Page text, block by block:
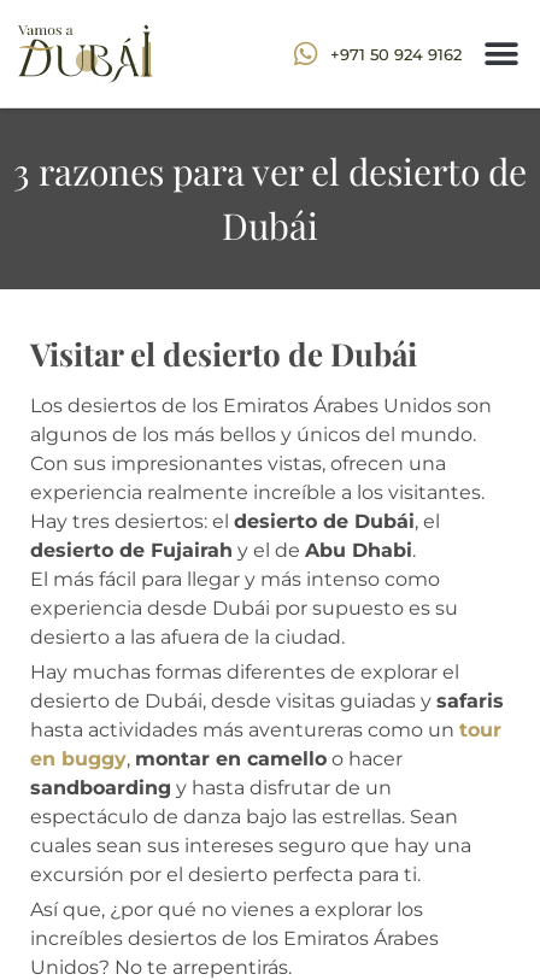
+971 50 924 9162
3 razones para ver el desierto de
Dubái
Visitar el desierto de Dubái
Los desiertos de los Emiratos Árabes Unidos son
algunos de los más bellos y únicos del mundo.
Con sus impresionantes vistas, ofrecen una
experiencia realmente increíble a los visitantes.
Hay tres desiertos: el desierto de Dubái, el
desierto de Fujairah y el de Abu Dhabi.
El más fácil para llegar y más intenso como
experiencia desde Dubái por supuesto es su
desierto a las afuera de la ciudad.
Hay muchas formas diferentes de explorar el
desierto de Dubái, desde visitas guiadas y safaris
hasta actividades más aventureras como un tour
en buggy, montar en camello o hacer
sandboarding y hasta disfrutar de un
espectáculo de danza bajo las estrellas. Sean
cuales sean sus intereses seguro que hay una
excursión por el desierto perfecta para ti.
Así que, ¿por qué no vienes a explorar los
increíbles desiertos de los Emiratos Árabes
Unidos? No te arrepentirás.